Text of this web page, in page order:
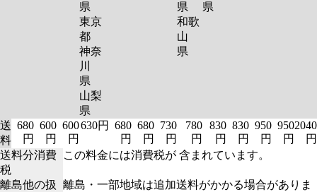
県
東京
都
神奈
川
県
山梨
県
県
和歌
山
県
県
送
料
680
円
600
円
600
円
630円
680
円
680
円
730
円
780
円
830
円
830
円
950
円
950
円
2040
円
送料分消費
税
この料金には消費税が 含まれています。
離島他の扱
離島・一部地域は追加送料がかかる場合がありま